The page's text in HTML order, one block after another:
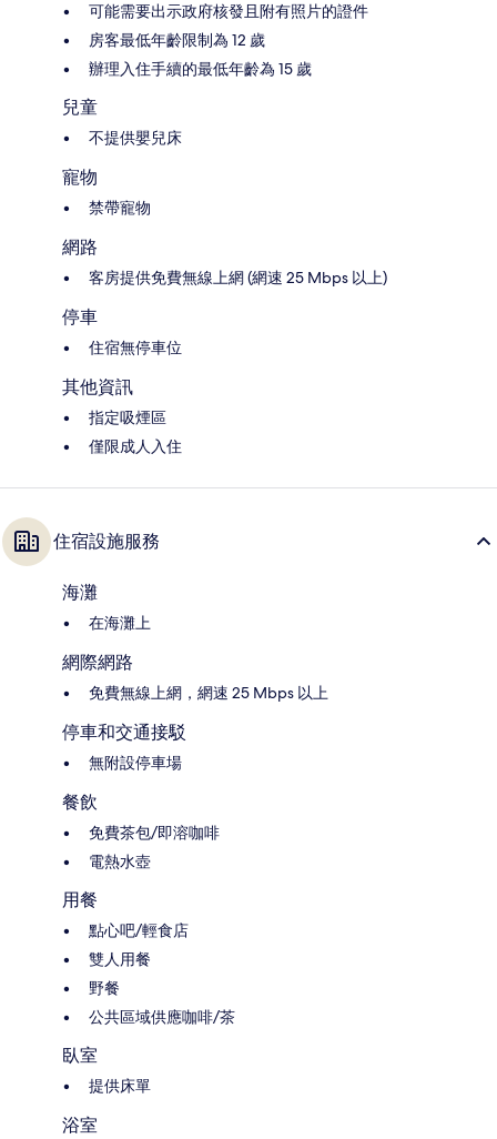
可能需要出示政府核發且附有照片的證件
房客最低年齡限制為 12 歲
辦理入住手續的最低年齡為 15 歲
兒童
不提供嬰兒床
寵物
禁帶寵物
網路
客房提供免費無線上網 (網速 25 Mbps 以上)
停車
住宿無停車位
其他資訊
指定吸煙區
僅限成人入住
住宿設施服務
海灘
在海灘上
網際網路
免費無線上網，網速 25 Mbps 以上
停車和交通接駁
無附設停車場
餐飲
免費茶包/即溶咖啡
電熱水壺
用餐
點心吧/輕食店
雙人用餐
野餐
公共區域供應咖啡/茶
臥室
提供床單
浴室